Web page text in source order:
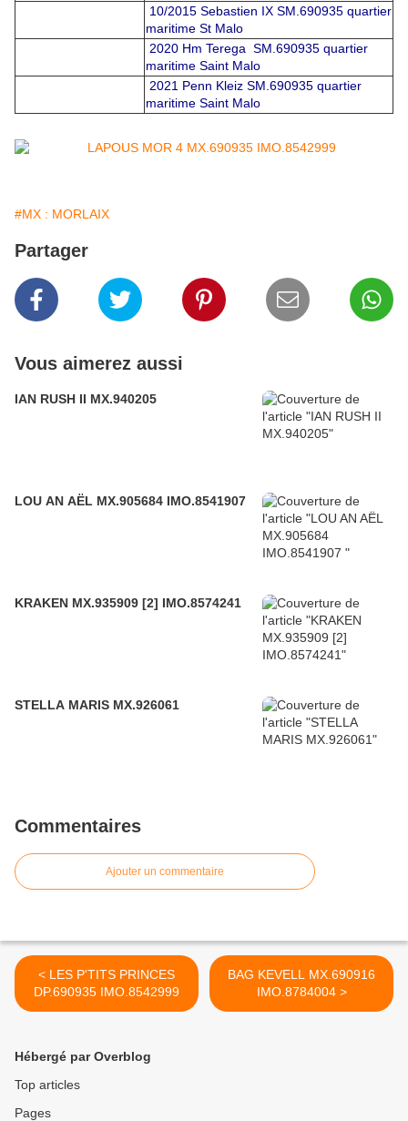
10/2015 Sebastien IX SM.690935 quartier
maritime St Malo
2020 Hm Terega SM.690935 quartier
maritime Saint Malo
2021 Penn Kleiz SM.690935 quartier
maritime Saint Malo
#MX : MORLAIX
Partager
Vous aimerez aussi
IAN RUSH II MX.940205
LOU AN AËL MX.905684 IMO.8541907
KRAKEN MX.935909 [2] IMO.8574241
STELLA MARIS MX.926061
Commentaires
Ajouter un commentaire
< LES P'TITS PRINCES
DP.690935 IMO.8542999
BAG KEVELL MX.690916
IMO.8784004 >
Hébergé par Overblog
Top articles
Pages